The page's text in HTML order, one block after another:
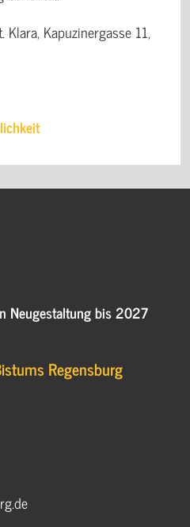
Kapuzinergasse 11,
Neugestaltung bis 2027
Regensburg